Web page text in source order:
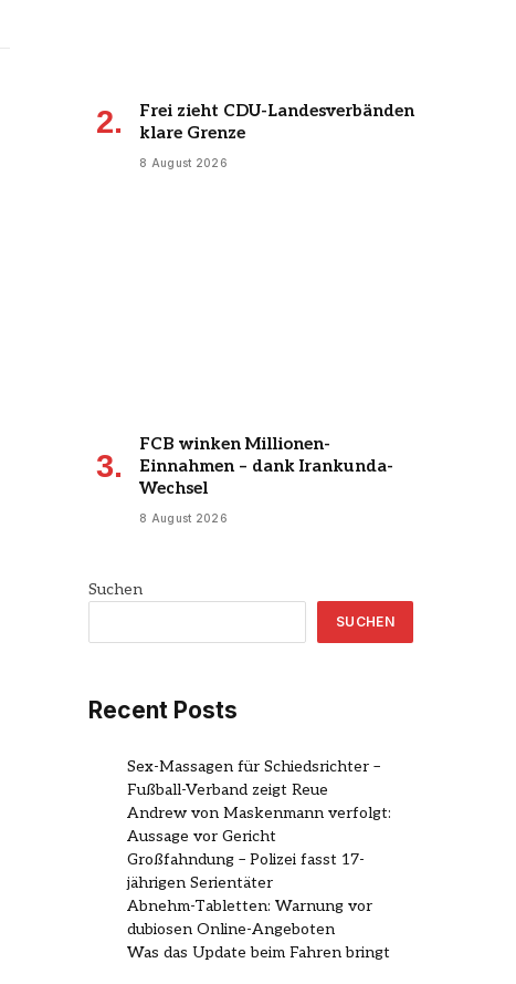
Frei zieht CDU-Landesverbänden
klare Grenze
8 August 2026
FCB winken Millionen-
Einnahmen – dank Irankunda-
Wechsel
8 August 2026
Suchen
SUCHEN
Recent Posts
Sex-Massagen für Schiedsrichter –
Fußball-Verband zeigt Reue
Andrew von Maskenmann verfolgt:
Aussage vor Gericht
Großfahndung – Polizei fasst 17-
jährigen Serientäter
Abnehm-Tabletten: Warnung vor
dubiosen Online-Angeboten
Was das Update beim Fahren bringt